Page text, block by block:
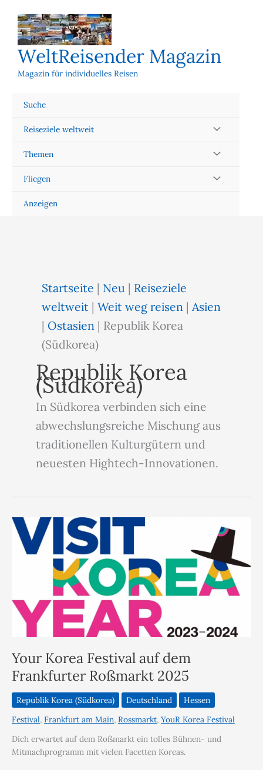
Inhalt
springen
WeltReisender Magazin
Magazin für individuelles Reisen
Suche
Reiseziele weltweit
Themen
Fliegen
Anzeigen
Startseite | Neu | Reiseziele
weltweit |Weit weg reisen |Asien
| Ostasien | Republik Korea
(Südkorea)
Republik Korea
(Südkorea)
In Südkorea verbinden sich eine
abwechslungsreiche Mischung aus
traditionellen Kulturgütern und
neuesten Hightech-Innovationen.
Your Korea Festival auf dem
Frankfurter Roßmarkt 2025
Republik Korea (Südkorea) Deutschland
Hessen
Festival, Frankfurt am Main, Rossmarkt, YouR Korea Festival
Dich erwartet auf dem Roßmarkt ein tolles Bühnen- und
Mitmachprogramm mit vielen Facetten Koreas.